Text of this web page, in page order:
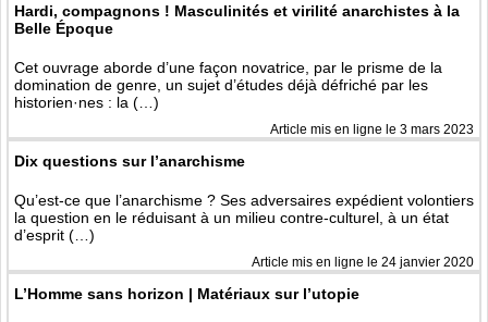
Hardi, compagnons ! Masculinités et virilité anarchistes à la
Belle Époque
Cet ouvrage aborde d’une façon novatrice, par le prisme de la
domination de genre, un sujet d’études déjà défriché par les
historien·nes : la (…)
Article mis en ligne le 3 mars 2023
Dix questions sur l’anarchisme
Qu’est-ce que l’anarchisme ? Ses adversaires expédient volontiers
la question en le réduisant à un milieu contre-culturel, à un état
d’esprit (…)
Article mis en ligne le 24 janvier 2020
L’Homme sans horizon | Matériaux sur l’utopie